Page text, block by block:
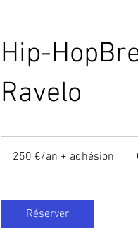
Hip-
Ravelo
250 €/an + adhésion
Réserver